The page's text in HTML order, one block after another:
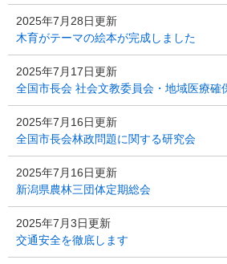
2025年7月28日更新
木育がテーマの絵本が完成しました
2025年7月17日更新
全国市長会 社会文教委員会・地域医療確
2025年7月16日更新
全国市長会林政問題に関する研究会
2025年7月16日更新
新潟県農林三団体定期総会
2025年7月3日更新
交通安全を徹底します